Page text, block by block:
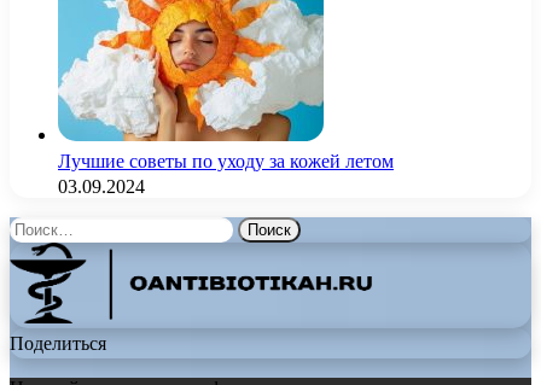
Лучшие советы по уходу за кожей летом
03.09.2024
Найти:
Поделиться